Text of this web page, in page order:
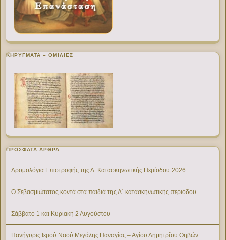
ΚΗΡΥΓΜΑΤΑ – ΟΜΙΛΙΕΣ
ΠΡΌΣΦΑΤΑ ΆΡΘΡΑ
Δρομολόγια Επιστροφής της Δ’ Κατασκηνωτικής Περίοδου 2026
Ο Σεβασμιώτατος κοντά στα παιδιά της Δ΄ κατασκηνωτικής περιόδου
Σάββατο 1 και Κυριακή 2 Αυγούστου
Πανήγυρις Ιερού Ναού Μεγάλης Παναγίας – Αγίου Δημητρίου Θηβών